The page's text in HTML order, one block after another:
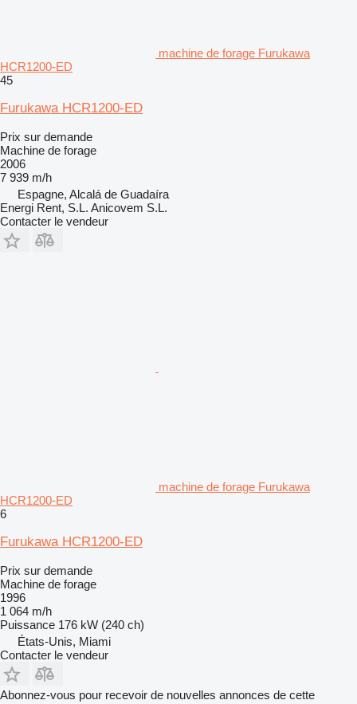
machine de forage Furukawa
HCR1200-ED
45
Furukawa HCR1200-ED
Prix sur demande
Machine de forage
2006
7 939 m/h
Espagne, Alcalá de Guadaíra
Energi Rent, S.L. Anicovem S.L.
Contacter le vendeur
machine de forage Furukawa
HCR1200-ED
6
Furukawa HCR1200-ED
Prix sur demande
Machine de forage
1996
1 064 m/h
Puissance 176 kW (240 ch)
États-Unis, Miami
Contacter le vendeur
Abonnez-vous pour recevoir de nouvelles annonces de cette